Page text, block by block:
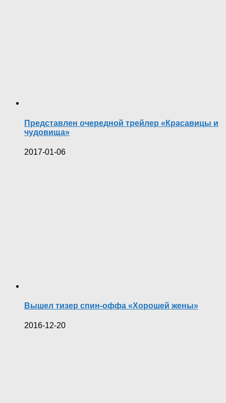
Представлен очередной трейлер «Красавицы и
чудовища»
2017-01-06
Вышел тизер спин-оффа «Хорошей жены»‍
2016-12-20